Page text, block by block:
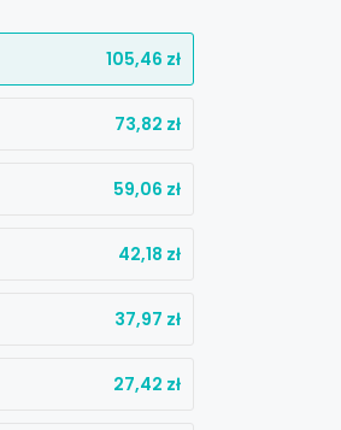
105,46 zł
73,82 zł
59,06 zł
42,18 zł
37,97 zł
27,42 zł